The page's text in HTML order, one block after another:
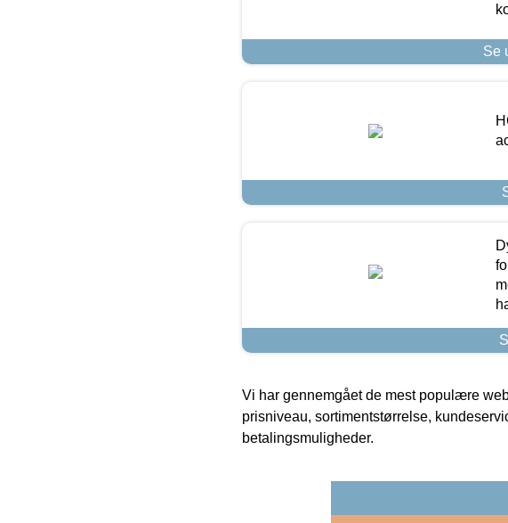
Se
Vi har gennemgået de mest populære
prisniveau, sortimentstørrelse,
betalingsmuligheder.